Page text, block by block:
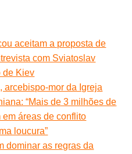
aceitam a proposta de
com Sviatoslav
de Kiev
arcebispo-mor da Igreja
“Mais de 3 milhões de
áreas de conflito
loucura”
dominar as regras da